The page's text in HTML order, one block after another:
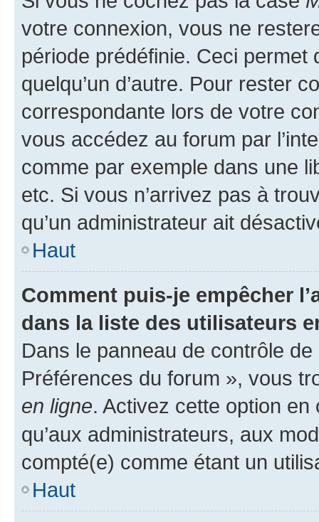
votre connexion, vous ne
période prédéfinie. Ceci permet
quelqu’un d’autre. Pour rester
correspondante lors de votre
vous accédez au forum par
comme par exemple dans une
etc. Si vous n’arrivez pas à
qu’un administrateur ait
Haut
Comment puis-je empêcher
dans la liste des utilisateurs
Dans le panneau de contrôle
Préférences du forum », vous
en ligne. Activez cette option
qu’aux administrateurs, aux
compté(e) comme étant un
Haut